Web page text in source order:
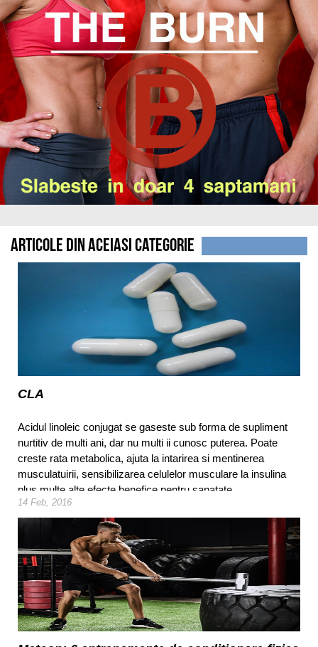
Articole din aceiasi categorie
CLA
Acidul linoleic conjugat se gaseste sub forma de supliment
nurtitiv de multi ani, dar nu multi ii cunosc puterea. Poate
creste rata metabolica, ajuta la intarirea si mentinerea
musculatuirii, sensibilizarea celulelor musculare la insulina
plus multe alte efecte benefice pentru sanatate.
14 Feb, 2016